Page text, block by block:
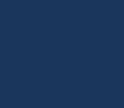
że Prezes Polskiej Akademii
okres czteroletniej kadencji, tj.